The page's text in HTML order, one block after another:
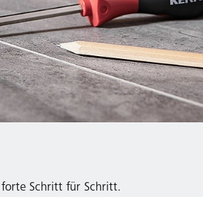
forte Schritt für Schritt.